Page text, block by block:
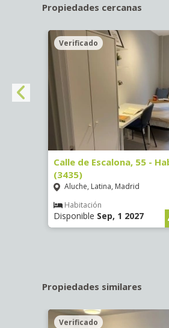
Propiedades cercanas
Verificado
Calle de Escalona, 55 -
(3435)
Aluche, Latina, Madrid
Habitación
Disponible Sep, 1 2027
Propiedades similares
Verificado